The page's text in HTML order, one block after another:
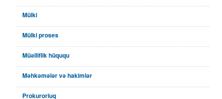
Mülki
Mülki proses
Müəlliflik hüququ
Məhkəmələr və hakimlər
Prokurorluq